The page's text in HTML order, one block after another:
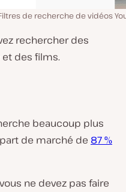
de recherche de vidéos
rechercher des
des films.
beaucoup plus
de marché de 87 %
ne devez pas faire